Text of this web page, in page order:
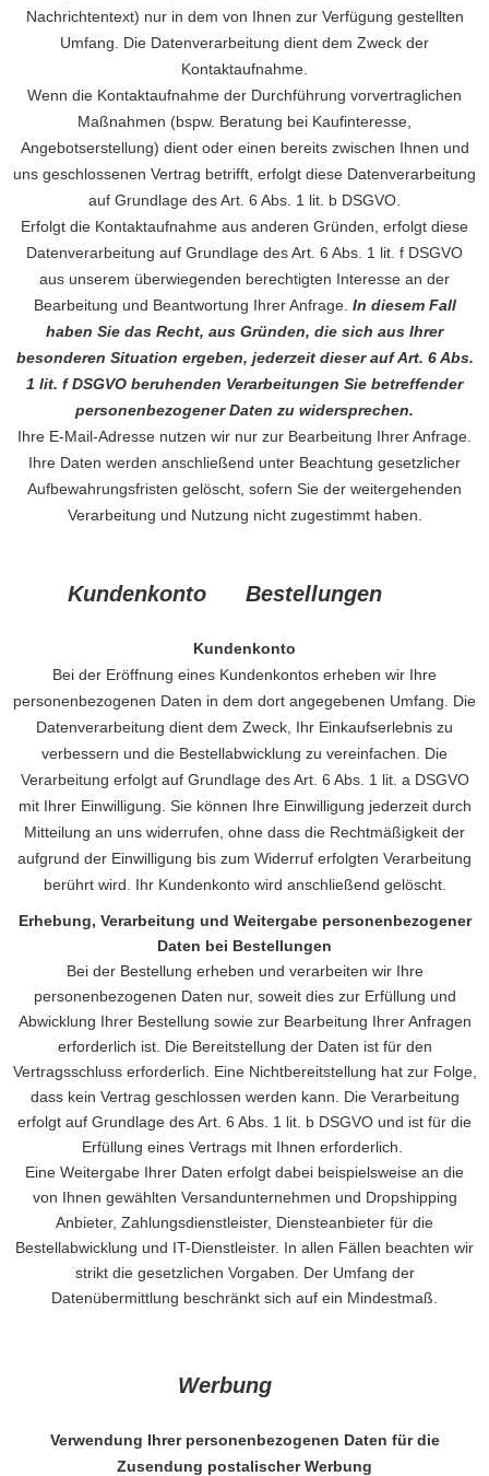
Nachrichtentext) nur in dem von Ihnen zur Verfügung gestellten
Umfang. Die Datenverarbeitung dient dem Zweck der
Kontaktaufnahme.
Wenn die Kontaktaufnahme der Durchführung vorvertraglichen
Maßnahmen (bspw. Beratung bei Kaufinteresse,
Angebotserstellung) dient oder einen bereits zwischen Ihnen und
uns geschlossenen Vertrag betrifft, erfolgt diese Datenverarbeitung
auf Grundlage des Art. 6 Abs. 1 lit. b DSGVO.
Erfolgt die Kontaktaufnahme aus anderen Gründen, erfolgt diese
Datenverarbeitung auf Grundlage des Art. 6 Abs. 1 lit. f DSGVO
aus unserem überwiegenden berechtigten Interesse an der
Bearbeitung und Beantwortung Ihrer Anfrage. In diesem Fall
haben Sie das Recht, aus Gründen, die sich aus Ihrer
besonderen Situation ergeben, jederzeit dieser auf Art. 6 Abs.
1 lit. f DSGVO beruhenden Verarbeitungen Sie betreffender
personenbezogener Daten zu widersprechen.
Ihre E-Mail-Adresse nutzen wir nur zur Bearbeitung Ihrer Anfrage.
Ihre Daten werden anschließend unter Beachtung gesetzlicher
Aufbewahrungsfristen gelöscht, sofern Sie der weitergehenden
Verarbeitung und Nutzung nicht zugestimmt haben.
Kundenkonto Bestellungen
Kundenkonto
Bei der Eröffnung eines Kundenkontos erheben wir Ihre
personenbezogenen Daten in dem dort angegebenen Umfang. Die
Datenverarbeitung dient dem Zweck, Ihr Einkaufserlebnis zu
verbessern und die Bestellabwicklung zu vereinfachen. Die
Verarbeitung erfolgt auf Grundlage des Art. 6 Abs. 1 lit. a DSGVO
mit Ihrer Einwilligung. Sie können Ihre Einwilligung jederzeit durch
Mitteilung an uns widerrufen, ohne dass die Rechtmäßigkeit der
aufgrund der Einwilligung bis zum Widerruf erfolgten Verarbeitung
berührt wird. Ihr Kundenkonto wird anschließend gelöscht.
Erhebung, Verarbeitung und Weitergabe personenbezogener
Daten bei Bestellungen
Bei der Bestellung erheben und verarbeiten wir Ihre
personenbezogenen Daten nur, soweit dies zur Erfüllung und
Abwicklung Ihrer Bestellung sowie zur Bearbeitung Ihrer Anfragen
erforderlich ist. Die Bereitstellung der Daten ist für den
Vertragsschluss erforderlich. Eine Nichtbereitstellung hat zur Folge,
dass kein Vertrag geschlossen werden kann. Die Verarbeitung
erfolgt auf Grundlage des Art. 6 Abs. 1 lit. b DSGVO und ist für die
Erfüllung eines Vertrags mit Ihnen erforderlich.
Eine Weitergabe Ihrer Daten erfolgt dabei beispielsweise an die
von Ihnen gewählten Versandunternehmen und Dropshipping
Anbieter, Zahlungsdienstleister, Diensteanbieter für die
Bestellabwicklung und IT-Dienstleister. In allen Fällen beachten wir
strikt die gesetzlichen Vorgaben. Der Umfang der
Datenübermittlung beschränkt sich auf ein Mindestmaß.
Werbung
Verwendung Ihrer personenbezogenen Daten für die
Zusendung postalischer Werbung